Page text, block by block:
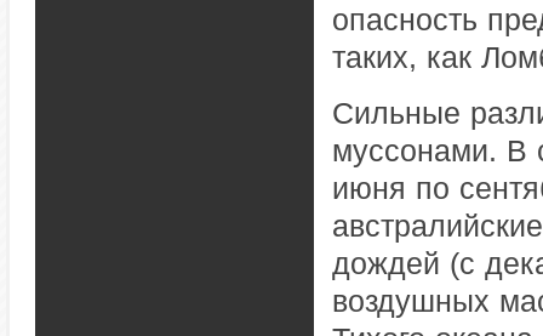
опасность
таких, как
Сильные
муссонами. В
июня по
дождей (с
воздушных